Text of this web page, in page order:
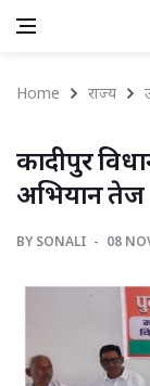
Home राज्य
कादीपुर
अभियान तेज
BY SONALI 08